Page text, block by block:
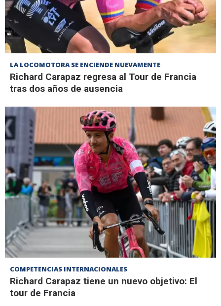
LA LOCOMOTORA SE ENCIENDE NUEVAMENTE
Richard Carapaz regresa al Tour de Francia
tras dos años de ausencia
COMPETENCIAS INTERNACIONALES
Richard Carapaz tiene un nuevo objetivo: El
tour de Francia